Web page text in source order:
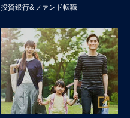
投資銀行&ファンド転職